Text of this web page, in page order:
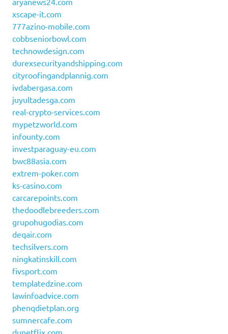
xscape-it.com
777azino-mobile.com
cobbseniorbowl.com
technowdesign.com
durexsecurityandshipping.com
cityroofingandplannig.com
ivdabergasa.com
juyultadesga.com
real-crypto-services.com
mypetzworld.com
infounty.com
investparaguay-eu.com
bwc88asia.com
extrem-poker.com
ks-casino.com
carcarepoints.com
thedoodlebreeders.com
grupohugodias.com
deqair.com
techsilvers.com
ningkatinskill.com
fivsport.com
templatedzine.com
lawinfoadvice.com
phenqdietplan.org
sumnercafe.com